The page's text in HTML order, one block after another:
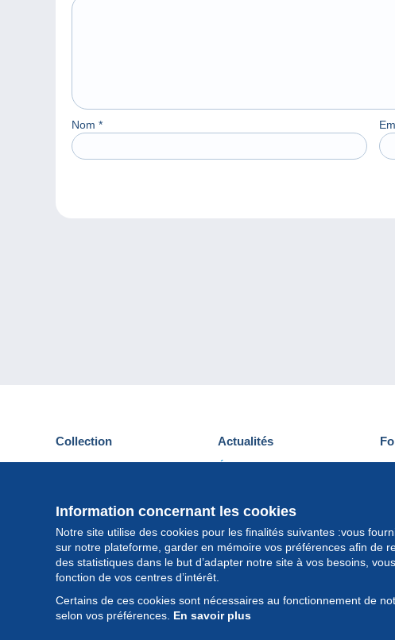
Nom *
Information concernant les cookies
Notre site utilise des cookies pour les finalités suivantes :vous
sur notre plateforme, garder en mémoire vos préférences afin de
des statistiques dans le but d’adapter notre site à vos besoins,
fonction de vos centres d’intérêt.
Certains de ces cookies sont nécessaires au fonctionnement de
selon vos préférences. En savoir plus
Collection
Cartes postales
Actualités
Événements Delcampe